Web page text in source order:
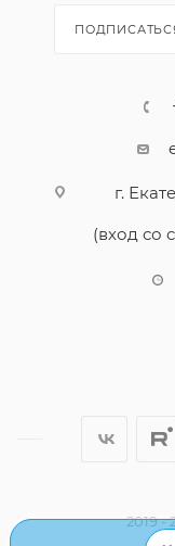
г.
(вход со
2019 -